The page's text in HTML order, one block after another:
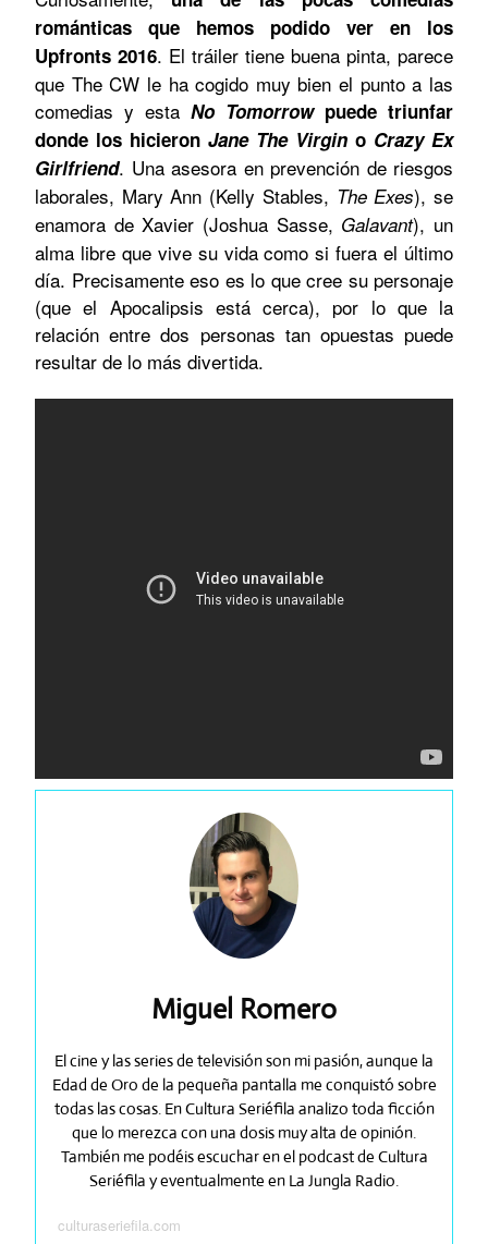
románticas que hemos podido ver en los
Upfronts 2016. El tráiler tiene buena pinta, parece
que The CW le ha cogido muy bien el punto a las
comedias y esta No Tomorrowpuede triunfar
donde los hicieron Jane The Virgin o Crazy Ex
Girlfriend. Una asesora en prevención de riesgos
laborales, Mary Ann (Kelly Stables, The Exes), se
enamora de Xavier (Joshua Sasse, Galavant), un
alma libre que vive su vida como si fuera el último
día. Precisamente eso es lo que cree su personaje
(que el Apocalipsis está cerca), por lo que la
relación entre dos personas tan opuestas puede
resultar de lo más divertida.
Miguel Romero
El cine y las series de televisión son mi pasión, aunque la
Edad de Oro de la pequeña pantalla me conquistó sobre
todas las cosas. En Cultura Seriéfila analizo toda ficción
que lo merezca con una dosis muy alta de opinión.
También me podéis escuchar en el podcast de Cultura
Seriéfila y eventualmente en La Jungla Radio.
culturaseriefila.com